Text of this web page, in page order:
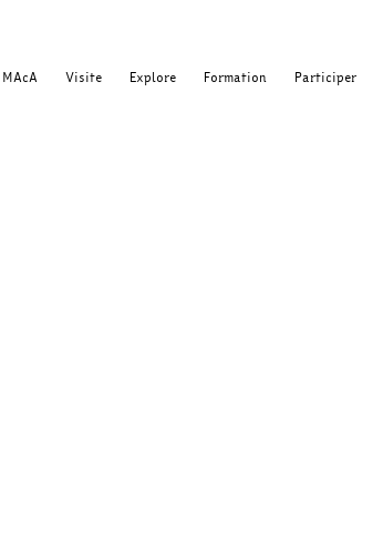
MAcA Visite Explore Formation Participer